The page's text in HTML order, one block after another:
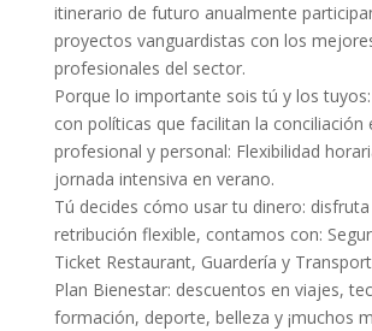
itinerario de futuro anualmente
proyectos vanguardistas con los
profesionales del sector.
Porque lo importante sois tú y los
con políticas que facilitan la conciliación
profesional y personal: Flexibilidad
jornada intensiva en verano.
Tú decides cómo usar tu dinero:
retribución flexible, contamos con:
Ticket Restaurant, Guardería y
Plan Bienestar: descuentos en viajes,
formación, deporte, belleza y ¡muchos